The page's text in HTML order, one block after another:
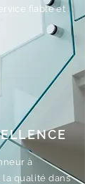
à
qualité dans
fiable et